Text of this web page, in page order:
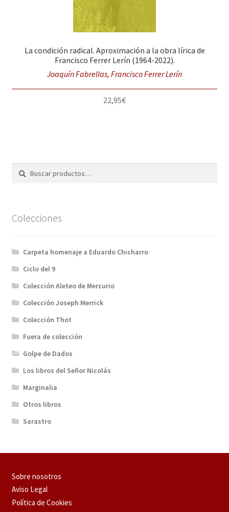
La condición radical. Aproximación a la obra lírica de
Francisco Ferrer Lerín (1964-2022).
Joaquín Fabrellas, Francisco Ferrer Lerín
22,95€
Buscar
Buscar
Colecciones
Carpeta homenaje a Eduardo Chicharro
Ciclo del 9
Colección Aleteo de Mercurio
Colección Joseph Merrick
Colección Thot
Fuera de colección
Golpe de Dados
Los libros del Señor Nicolás
Marginalia
Otros libros
Sarastro
Sobre nosotros
Aviso Legal
Política de Cookies